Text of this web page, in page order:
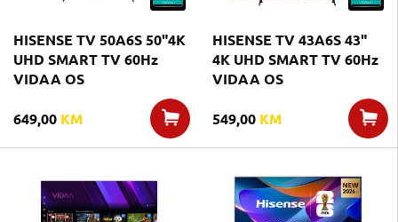
HISENSE TV 50A6S 50"4K
UHD SMART TV 60Hz
VIDAA OS
649,00 KM
HISENSE TV 43A6S 43"
4K UHD SMART TV 60Hz
VIDAA OS
549,00 KM